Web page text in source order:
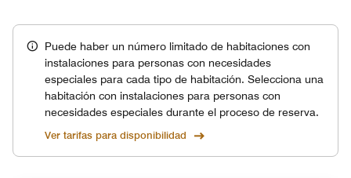
Puede haber un número limitado de habitaciones con
instalaciones para personas con necesidades
especiales para cada tipo de habitación. Selecciona una
habitación con instalaciones para personas con
necesidades especiales durante el proceso de reserva.
Ver tarifas para disponibilidad